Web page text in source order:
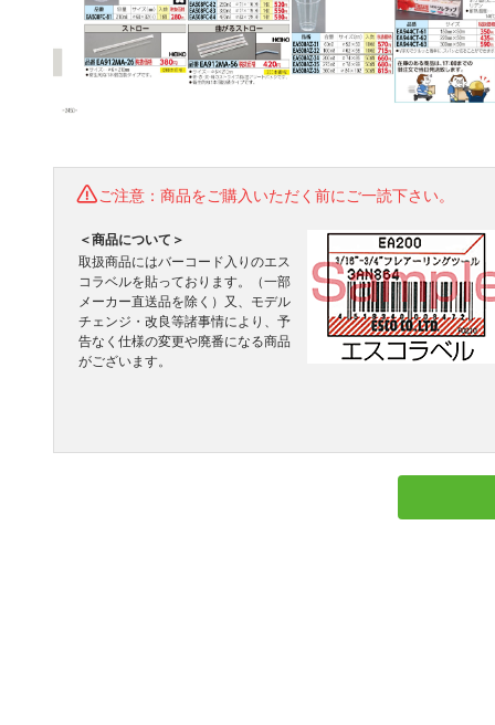
ご注意：商品をご購入いただく前にご一読下さい。
＜商品について＞
取扱商品にはバーコード入りのエス
コラベルを貼っております。（一部
メーカー直送品を除く）又、モデル
チェンジ・改良等諸事情により、予
告なく仕様の変更や廃番になる商品
がございます。